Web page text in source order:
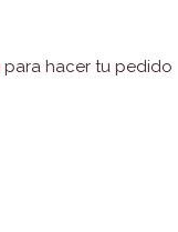
para hacer tu pedido